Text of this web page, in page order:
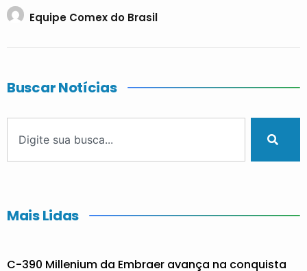
Equipe Comex do Brasil
Buscar Notícias
Mais Lidas
C-390 Millenium da Embraer avança na conquista